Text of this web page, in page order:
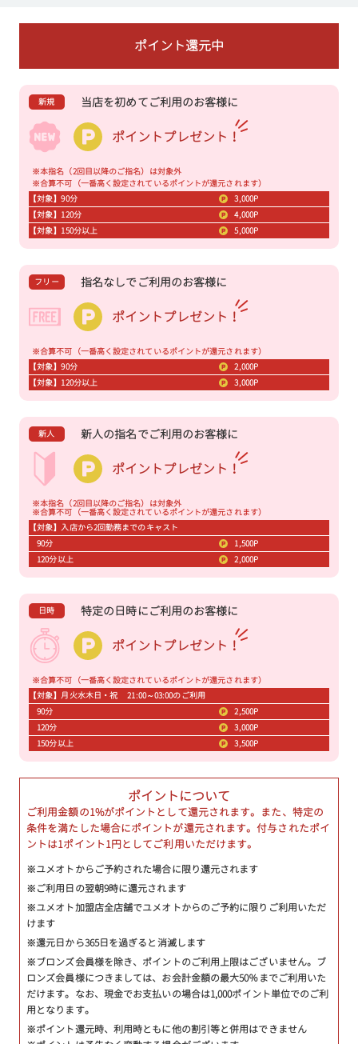
ポイント還元中
新規 当店を初めてご利用のお客様に
ポイントプレゼント！
※本指名（2回目以降のご指名）は対象外
※合算不可（一番高く設定されているポイントが還元されます）
【対象】90分
3,000P
【対象】120分
4,000P
【対象】150分以上
5,000P
フリー 指名なしでご利用のお客様に
ポイントプレゼント！
※合算不可（一番高く設定されているポイントが還元されます）
【対象】90分
2,000P
【対象】120分以上
3,000P
新人 新人の指名でご利用のお客様に
ポイントプレゼント！
※本指名（2回目以降のご指名）は対象外
※合算不可（一番高く設定されているポイントが還元されます）
【対象】入店から2回勤務までのキャスト
90分
1,500P
120分以上
2,000P
日時 特定の日時にご利用のお客様に
ポイントプレゼント！
※合算不可（一番高く設定されているポイントが還元されます）
【対象】月火水木日・祝 21:00～03:00のご利用
90分
2,500P
120分
3,000P
150分以上
3,500P
ポイントについて
ご利用金額の1%がポイントとして還元されます。また、特定の
条件を満たした場合にポイントが還元されます。付与されたポイ
ントは1ポイント1円としてご利用いただけます。
※ユメオトからご予約された場合に限り還元されます
※ご利用日の翌朝9時に還元されます
※ユメオト加盟店全店舗でユメオトからのご予約に限りご利用いただ
けます
※還元日から365日を過ぎると消滅します
※ブロンズ会員様を除き、ポイントのご利用上限はございません。ブ
ロンズ会員様につきましては、お会計金額の最大50％までご利用いた
だけます。なお、現金でお支払いの場合は1,000ポイント単位でのご利
用となります。
※ポイント還元時、利用時ともに他の割引等と併用はできません